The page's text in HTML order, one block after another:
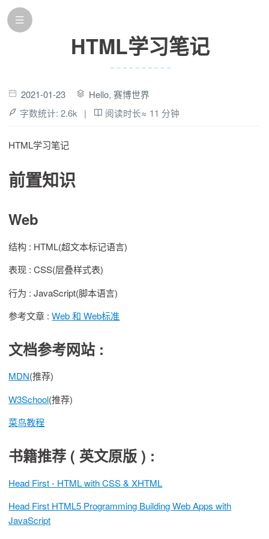
HTML学习笔记
2021-01-23
Hello, 赛博世界
字数统计: 2.6k | 阅读时长≈ 11 分钟
HTML学习笔记
前置知识
Web
结构 : HTML(超文本标记语言)
表现 : CSS(层叠样式表)
行为 : JavaScript(脚本语言)
参考文章 :Web 和 Web标准
文档参考网站 :
MDN(推荐)
W3School(推荐)
菜鸟教程
书籍推荐 ( 英文原版 ) :
Head First - HTML with CSS & XHTML
Head First HTML5 Programming Building Web Apps with
JavaScript